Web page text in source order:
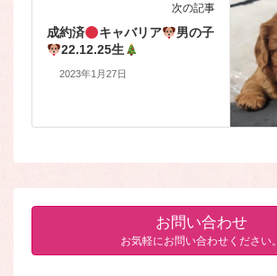
次の記事
成約済 キャバリア
男の子
22.12.25生
2023年1月27日
お問い合わせ
お気軽にお問い合わせください。